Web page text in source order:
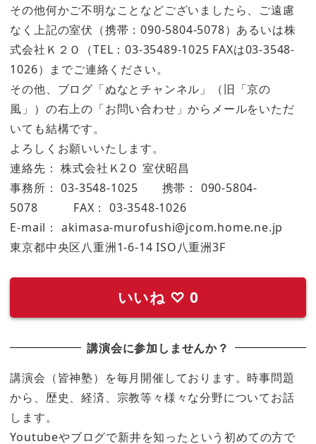
その他何かご不明なことなどございましたら、ご遠慮
なく上記の室伏（携帯：090-5804-5078）あるいは株
式会社Ｋ２Ｏ（TEL：03-35489-1025 FAXは03-3548-
1026）までご連絡ください。
その他、ブログ「ぬなとチャンネル」（旧「京の
風」）の右上の「お問い合わせ」からメールをいただ
いても結構です。
よろしくお願いいたします。
連絡先： 株式会社Ｋ2Ｏ 室伏昭昌
事務所： 03-3548-1025 携帯： 090-5804-
5078 FAX： 03-3548-1026
E-mail： akimasa-murofushi@jcom.home.ne.jp
東京都中央区八重洲1-6-14 ISO八重洲3F
いいね ♡ 0
講演会に参加しませんか？
講演会（皆神塾）を毎月開催しております。時事問題
から、歴史、経済、宗教等々様々な分野についてお話
します。
Youtubeやブログで新井を知ったという初めての方で